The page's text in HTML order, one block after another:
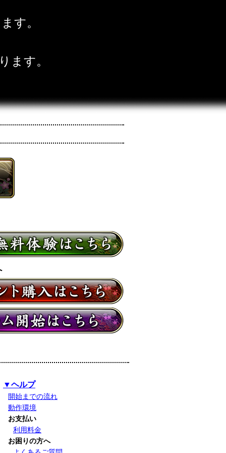
す。
ます。
▼ヘルプ
開始までの流れ
動作環境
お支払い
利用料金
お困りの方へ